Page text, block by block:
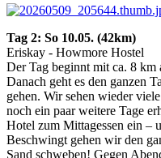
Tag 2: So 10.05. (42km)
Eriskay - Howmore Hostel
Der Tag beginnt mit ca. 8 km
Danach geht es den ganzen
gehen. Wir sehen wieder
noch ein paar weitere Tage
Hotel zum Mittagessen ein –
Beschwingt gehen wir den
Sand schweben! Gegen